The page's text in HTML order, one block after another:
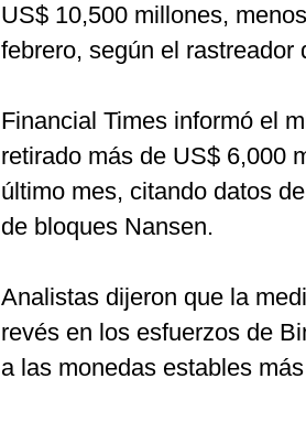
US$ 10,500 millones,
febrero, según el rastreador
Financial Times informó el
retirado más de US$ 6,000
último mes, citando datos
de bloques Nansen.
Analistas dijeron que la
revés en los esfuerzos de
a las monedas estables